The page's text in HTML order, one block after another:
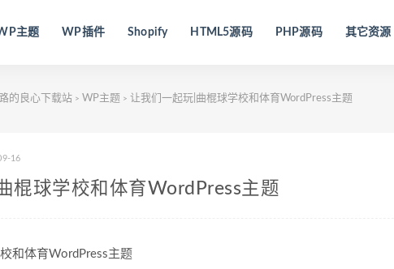
主题 WP插件 Shopify HTML5源码 PHP源码 其它资源
的良心下载站 > WP主题 > 让我们一起玩|曲棍球学校和体育WordPress主题
16
棍球学校和体育WordPress主题
和体育WordPress主题